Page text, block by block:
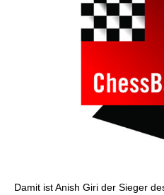
Damit ist Anish Giri der Sieger